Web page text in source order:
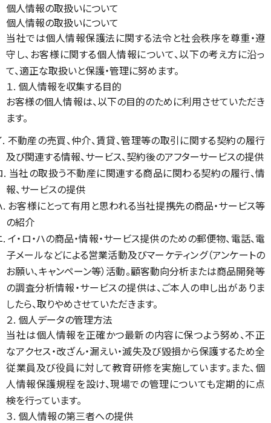
個人情報の取扱いについて
個人情報の取扱いについて
当社では個人情報保護法に関する法令と社会秩序を尊重・遵
守し、お客様に関する個人情報について、以下の考え方に沿っ
て、適正な取扱いと保護・管理に努めます。
１. 個人情報を収集する目的
お客様の個人情報は、以下の目的のために利用させていただき
ます。
. 不動産の売買、仲介、賃貸、管理等の取引に関する契約の履行
及び関連する情報、サービス、契約後のアフターサービスの提供
. 当社の取扱う不動産に関連する商品に関わる契約の履行、情
報、サービスの提供
. お客様にとって有用と思われる当社提携先の商品・サービス等
の紹介
. イ・ロ・ハの商品・情報・サービス提供のための郵便物、電話、電
子メールなどによる営業活動及びマーケティング（アンケートの
お願い、キャンペーン等）活動。顧客動向分析または商品開発等
の調査分析情報・サービスの提供は、ご本人の申し出がありま
したら、取りやめさせていただきます。
２. 個人データの管理方法
当社は個人情報を正確かつ最新の内容に保つよう努め、不正
なアクセス・改ざん・漏えい・滅失及び毀損から保護するため全
従業員及び役員に対して教育研修を実施しています。また、個
人情報保護規程を設け、現場での管理についても定期的に点
検を行っています。
３. 個人情報の第三者への提供